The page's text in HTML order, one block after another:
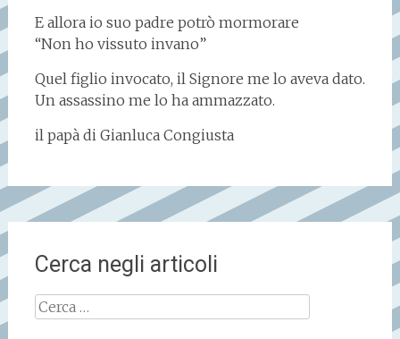
E allora io suo padre potrò mormorare
“Non ho vissuto invano”
Quel figlio invocato, il Signore me lo aveva dato.
Un assassino me lo ha ammazzato.
il papà di Gianluca Congiusta
Cerca negli articoli
Ricerca